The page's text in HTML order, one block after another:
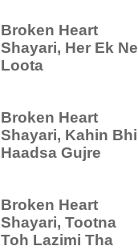
Broken Heart
Shayari, Her Ek Ne
Loota
Broken Heart
Shayari, Kahin Bhi
Haadsa Gujre
Broken Heart
Shayari, Tootna
Toh Lazimi Tha